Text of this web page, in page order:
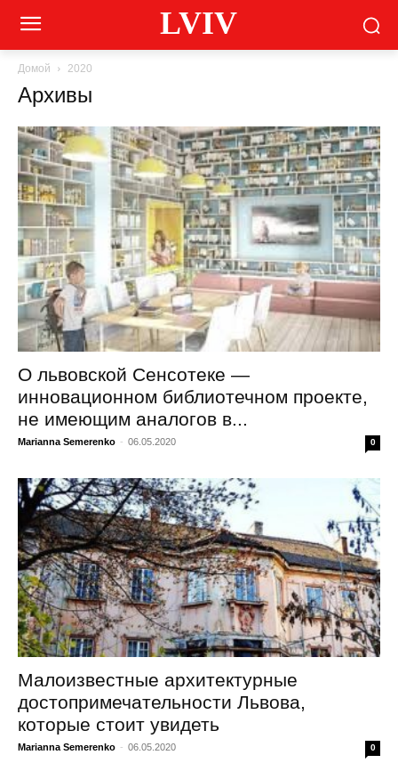
LVIV
Домой 2020
Архивы
О львовской Сенсотеке —
инновационном библиотечном проекте,
не имеющим аналогов в...
Marianna Semerenko - 06.05.2020 0
Малоизвестные архитектурные
достопримечательности Львова,
которые стоит увидеть
Marianna Semerenko - 06.05.2020 0